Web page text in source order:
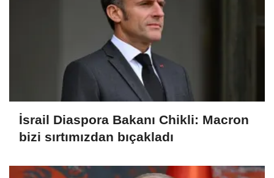
İsrail Diaspora Bakanı Chikli: Macron
bizi sırtımızdan bıçakladı